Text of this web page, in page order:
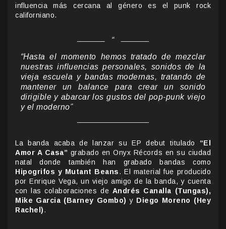
influencia más cercana al género es el punk rock
californiano.
“Hasta el momento hemos tratado de mezclar
nuestras influencias personales, sonidos de la
vieja escuela y bandas modernas, tratando de
mantener un balance para crear un sonido
dirigible y abarcar los gustos del pop-punk viejo
y el moderno”
La banda acaba de lanzar su EP debut titulado “El
Amor A Casa” grabado en Onyx Récords en su ciudad
natal donde también han grabado bandas como
Hipogrifos y Mutant Beans. El material fue producido
por Enrique Vega, un viejo amigo de la banda, y cuenta
con las colaboraciones de Andrés Canalla (Tungas),
Mike Garcia (Barney Gombo) y Diego Moreno (Hey
Rachel).